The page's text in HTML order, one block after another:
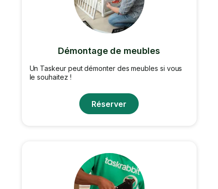
Démontage de meubles
Un Taskeur peut démonter des meubles si vous
le souhaitez !
Réserver